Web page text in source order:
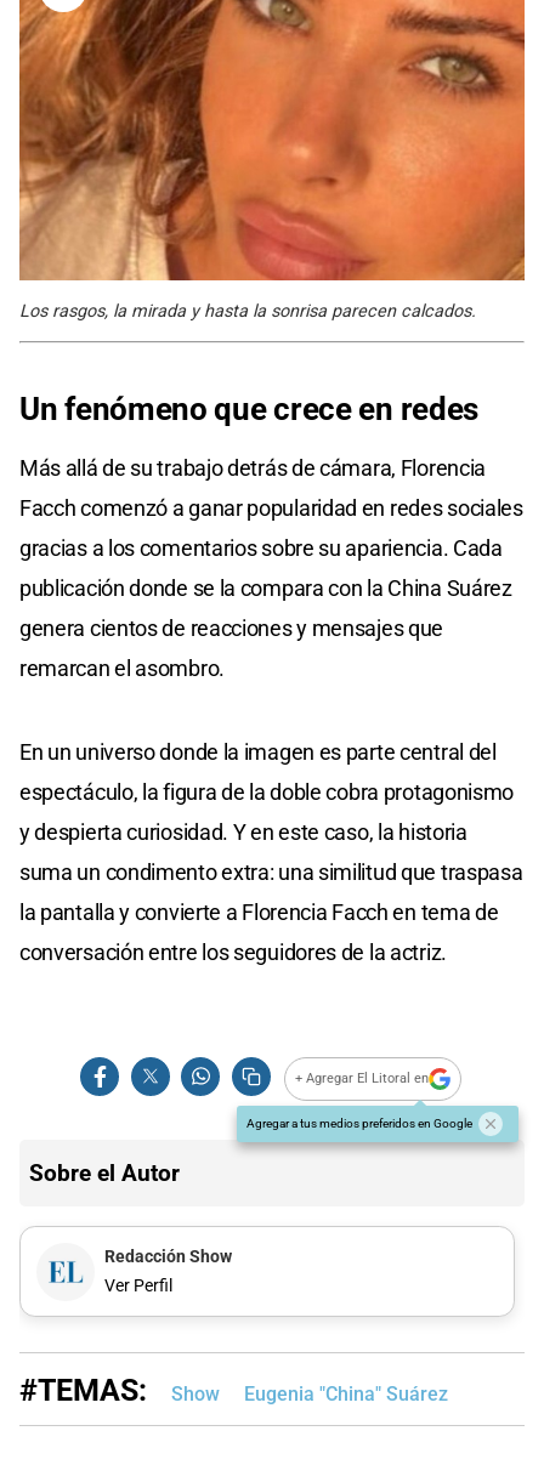
Los rasgos, la mirada y hasta la sonrisa parecen calcados.
Un fenómeno que crece en redes
Más allá de su trabajo detrás de cámara, Florencia
Facch comenzó a ganar popularidad en redes sociales
gracias a los comentarios sobre su apariencia. Cada
publicación donde se la compara con la China Suárez
genera cientos de reacciones y mensajes que
remarcan el asombro.
En un universo donde la imagen es parte central del
espectáculo, la figura de la doble cobra protagonismo
y despierta curiosidad. Y en este caso, la historia
suma un condimento extra: una similitud que traspasa
la pantalla y convierte a Florencia Facch en tema de
conversación entre los seguidores de la actriz.
+ Agregar El Litoral en
Agregar a tus medios preferidos en Google
Sobre el Autor
Redacción Show
Ver Perfil
#TEMAS: Show Eugenia "China" Suárez